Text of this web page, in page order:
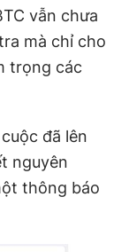
vẫn chưa
mà chỉ cho
trọng các
đã lên
nguyên
thông báo